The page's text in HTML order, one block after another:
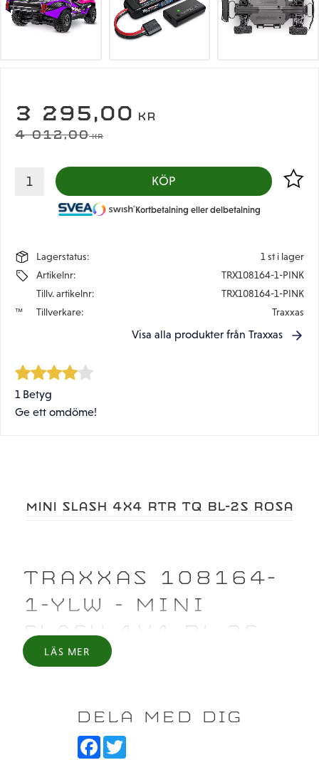
NEDSATT PRIS:
3 295,00 KR
ORDINARIE PRIS:
4 012,00KR
KÖP Lägg
Kortbetalning eller delbetalning
Lagerstatus
1 st i lager
Artikelnr
TRX108164-1-PINK
Tillv. artikelnr
TRX108164-1-PINK
Tillverkare
Traxxas
Visa alla produkter från Traxxas
1 Betyg
Ge ett omdöme!
MINI SLASH 4X4 RTR TQ BL-2S ROSA
TRAXXAS 108164-
1-YLW - MINI
SLASH 4X4 BL-2S
RTR - 2S LIPO &
LÄS MER
DELA MED DIG
F
T